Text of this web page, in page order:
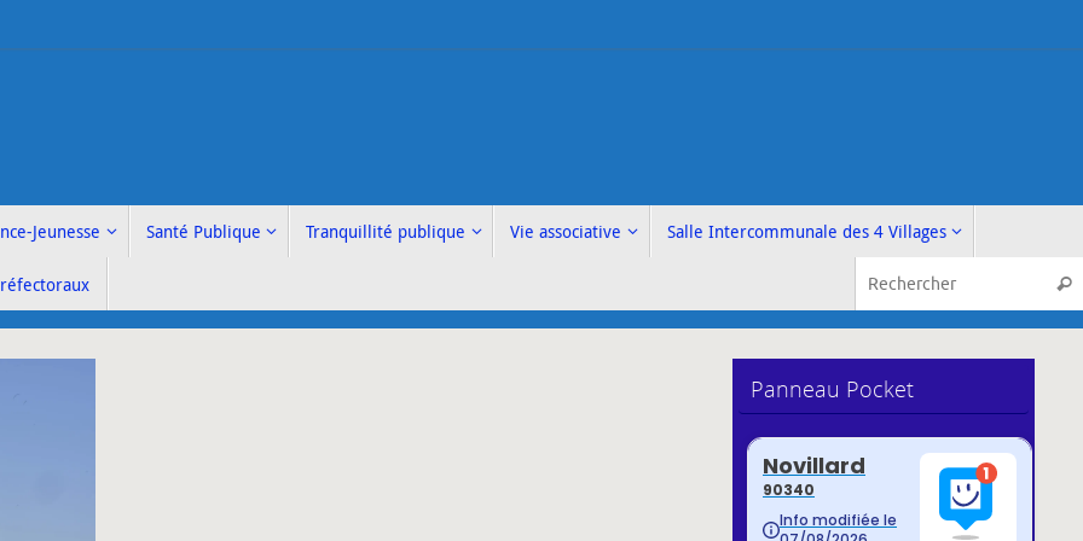
Jeunesse Santé Publique Tranquillité publique Vie associative Salle Intercommunale des 4 Villages
Panneau Pocket